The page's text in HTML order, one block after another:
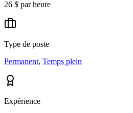
26 $ par heure
Type de poste
Permanent, Temps plein
Expérience